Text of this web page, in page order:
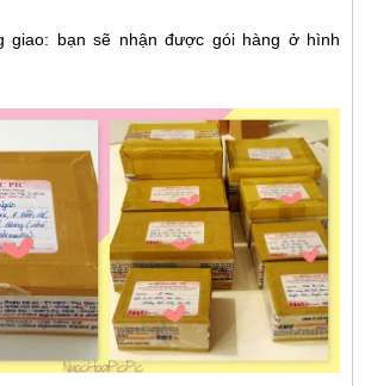
giao: bạn sẽ nhận được gói hàng ở hình